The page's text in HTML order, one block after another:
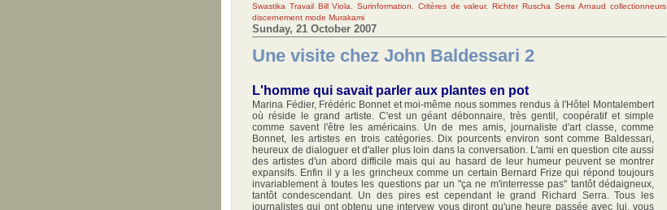
Swastika Travail Bill Viola. Surinformation. Critères de valeur. Richter Ruscha Serra Arnaud collectionneurs
discernement mode Murakami
Sunday, 21 October 2007
Une visite chez John Baldessari 2
L'homme qui savait parler aux plantes en pot
Marina Fédier, Frédéric Bonnet et moi-même nous sommes rendus à l'Hôtel Montalembert
où réside le grand artiste. C'est un géant débonnaire, très gentil, coopératif et simple
comme savent l'être les américains. Un de mes amis, journaliste d'art classe, comme
Bonnet, les artistes en trois catégories. Dix pourcents environ sont comme Baldessari,
heureux de dialoguer et d'aller plus loin dans la conversation. L'ami en question cite aussi
des artistes d'un abord difficile mais qui au hasard de leur humeur peuvent se montrer
expansifs. Enfin il y a les grincheux comme un certain Bernard Frize qui répond toujours
invariablement à toutes les questions par un "ça ne m'interresse pas" tantôt dédaigneux,
tantôt condescendant. Un des pires est cependant le grand Richard Serra. Tous les
journalistes qui ont obtenu une intervew vous diront qu'une heure passée avec lui, vous